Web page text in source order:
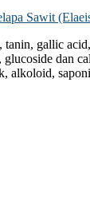
Sawit
gallic
dan
alkoloid,